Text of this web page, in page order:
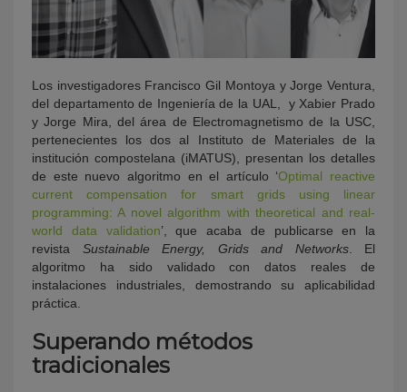
Los investigadores Francisco Gil Montoya y Jorge Ventura,
del departamento de Ingeniería de la UAL, y Xabier Prado
y Jorge Mira, del área de Electromagnetismo de la USC,
pertenecientes los dos al Instituto de Materiales de la
institución compostelana (iMATUS), presentan los detalles
de este nuevo algoritmo en el artículo ‘Optimal reactive
current compensation for smart grids using linear
programming: A novel algorithm with theoretical and real-
world data validation’, que acaba de publicarse en la
revista Sustainable Energy, Grids and Networks. El
algoritmo ha sido validado con datos reales de
instalaciones industriales, demostrando su aplicabilidad
práctica.
Superando métodos
tradicionales